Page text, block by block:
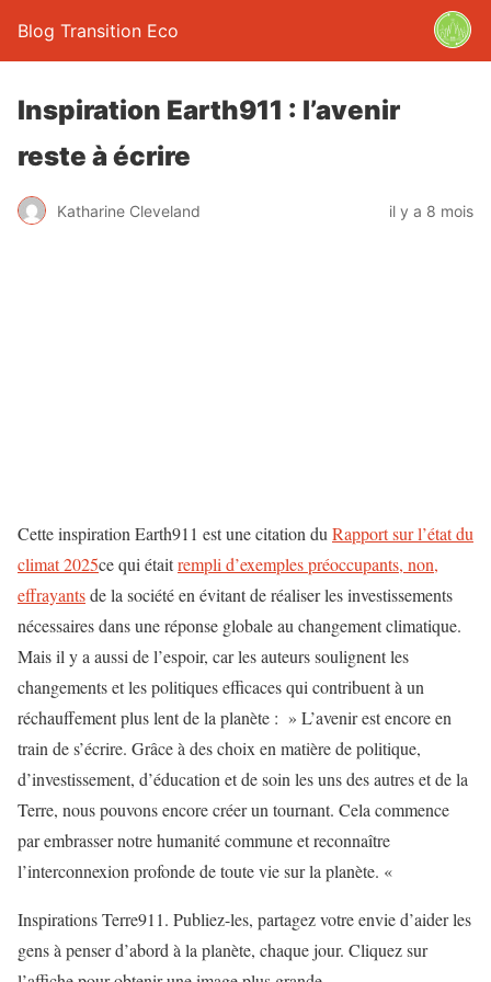
Blog Transition Eco
Inspiration Earth911 : l’avenir
reste à écrire
Katharine Cleveland il y a 8 mois
Cette inspiration Earth911 est une citation du Rapport sur l’état du
climat 2025ce qui étaitrempli d’exemples préoccupants, non,
effrayantsde la société en évitant de réaliser les investissements
nécessaires dans une réponse globale au changement climatique.
Mais il y a aussi de l’espoir, car les auteurs soulignent les
changements et les politiques efficaces qui contribuent à un
réchauffement plus lent de la planète : » L’avenir est encore en
train de s’écrire. Grâce à des choix en matière de politique,
d’investissement, d’éducation et de soin les uns des autres et de la
Terre, nous pouvons encore créer un tournant. Cela commence
par embrasser notre humanité commune et reconnaître
l’interconnexion profonde de toute vie sur la planète. «
Inspirations Terre911. Publiez-les, partagez votre envie d’aider les
gens à penser d’abord à la planète, chaque jour. Cliquez sur